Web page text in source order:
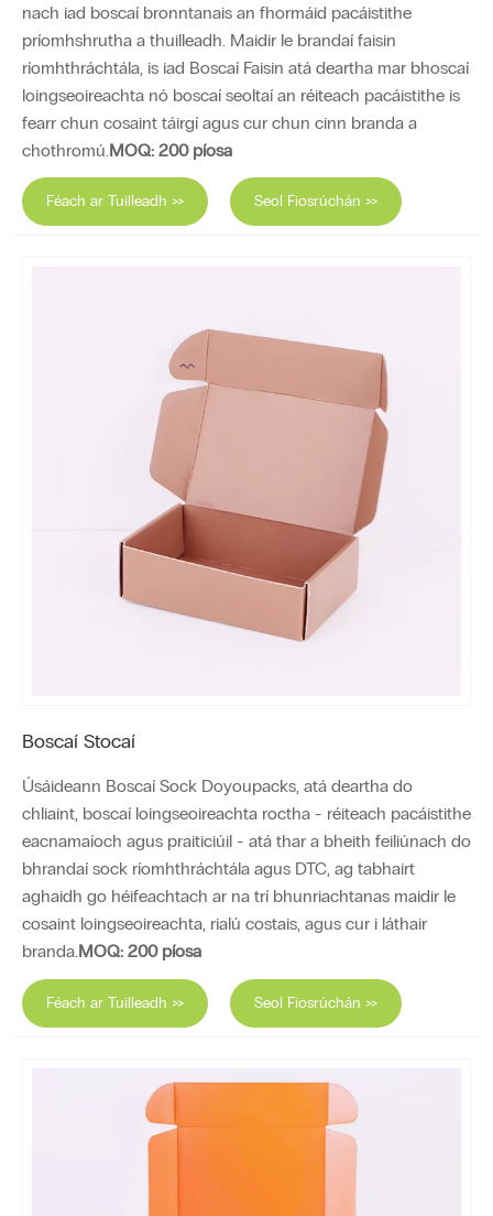
nach iad boscaí bronntanais an fhormáid pacáistithe
príomhshrutha a thuilleadh. Maidir le brandaí faisin
ríomhthráchtála, is iad Boscaí Faisin atá deartha mar bhoscaí
loingseoireachta nó boscaí seoltaí an réiteach pacáistithe is
fearr chun cosaint táirgí agus cur chun cinn branda a
chothromú. MOQ: 200 píosa
Féach ar Tuilleadh >> Seol Fiosrúchán >>
Boscaí Stocaí
Úsáideann Boscaí Sock Doyoupacks, atá deartha do
chliaint, boscaí loingseoireachta roctha - réiteach pacáistithe
eacnamaíoch agus praiticiúil - atá thar a bheith feiliúnach do
bhrandaí sock ríomhthráchtála agus DTC, ag tabhairt
aghaidh go héifeachtach ar na trí bhunriachtanas maidir le
cosaint loingseoireachta, rialú costais, agus cur i láthair
branda.MOQ: 200 píosa
Féach ar Tuilleadh >> Seol Fiosrúchán >>